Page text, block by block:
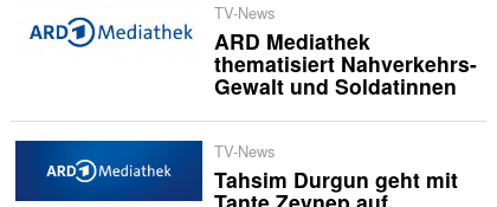
TV-News
ARD Mediathek
thematisiert Nahverkehrs-
Gewalt und Soldatinnen
TV-News
Tahsim Durgun geht mit